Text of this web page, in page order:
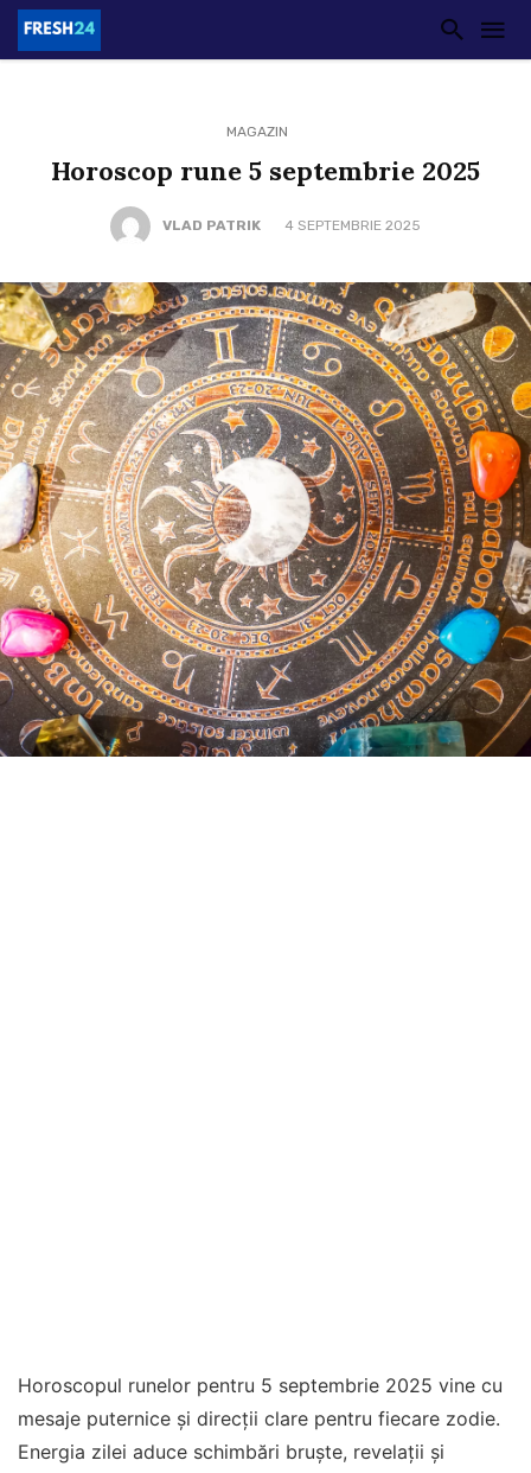
MAGAZIN
Horoscop rune 5 septembrie 2025
VLAD PATRIK 4 SEPTEMBRIE 2025
Horoscopul runelor pentru 5 septembrie 2025 vine cu
mesaje puternice și direcții clare pentru fiecare zodie.
Energia zilei aduce schimbări bruște, revelații și